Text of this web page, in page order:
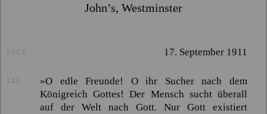
John’s, Westminster
1.2:2_2 17. September 1911
1.2:3
»O edle Freunde! O ihr Sucher nach dem
Königreich Gottes! Der Mensch sucht überall
auf der Welt nach Gott. Nur Gott existiert